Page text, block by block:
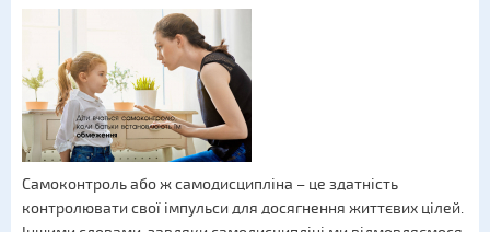
Самоконтроль або ж самодисципліна – це здатність
контролювати свої імпульси для досягнення життєвих цілей.